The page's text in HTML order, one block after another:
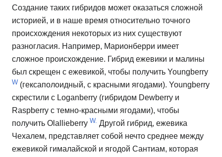
Создание таких гибридов может оказаться сложной
историей, и в наше время относительно точного
происхождения некоторых из них существуют
разногласия. Например, Марионберри имеет
сложное происхождение. Гибрид ежевики и малины
был скрещен с ежевикой, чтобы получить Youngberry
W (гексаполоидный, с красными ягодами). Youngberry
скрестили с Loganberry (гибридом Dewberry и
Raspberry с темно-красными ягодами), чтобы
получить Olallieberry W. Другой гибрид, ежевика
Чехалем, представляет собой нечто среднее между
ежевикой гималайской и ягодой Сантиам, которая